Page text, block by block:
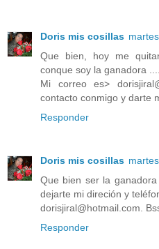
Doris mis cosillas
Que bien, hoy me
conque soy la ganadora
Mi correo es>
contacto conmigo y darte
Responder
Doris mis cosillas
Que bien ser la
dejarte mi direción y
dorisjiral@hotmail.com.
Responder